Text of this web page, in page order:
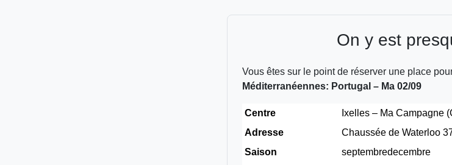
On y est
Vous êtes sur le point de réserver une place
Méditerranéennes: Portugal – Ma 02/09
Centre
Ixelles – Ma Campagne
Adresse
Chaussée de Waterloo
Saison
septembredecembre